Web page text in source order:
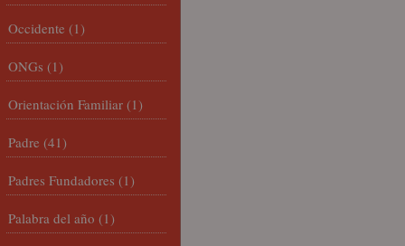
Occidente (1)
ONGs (1)
Orientación Familiar (1)
Padre (41)
Padres Fundadores (1)
Palabra del año (1)